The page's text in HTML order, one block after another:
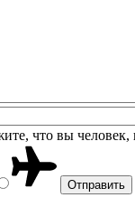
что вы человек,